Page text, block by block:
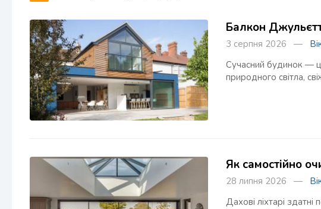
Балкон
3 серпня 2026 —
Сучасний будинок —
природного світла,
Як самостійно
28 липня 2026 —
Дахові ліхтарі